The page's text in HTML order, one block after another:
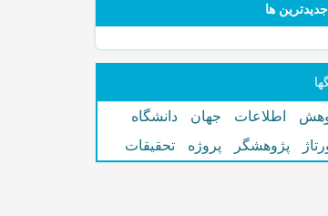
جدیدترین ها
اطلاعات جهان
دانشگاه
پژوهشگر پروژه تحقیقات